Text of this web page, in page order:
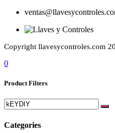
Copyright llavesycontroles.com
0
Product Filters
Categories